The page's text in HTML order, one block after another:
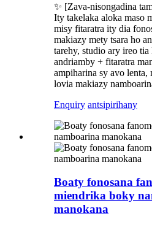
✨ [Zava-nisongadina
Ity takelaka aloka maso
misy fitaratra ity dia
makiazy mety tsara ho
tarehy, studio ary ireo
andriamby + fitaratra
ampiharina sy avo lenta,
lovia makiazy
Enquiry antsipirihany
Boaty fonosana
miendrika boky
manokana